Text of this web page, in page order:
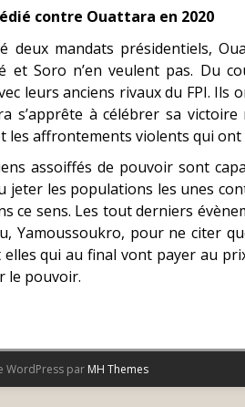
contre Ouattara en 2020
deux mandats présidentiels,
et Soro n’en veulent pas. Du
leurs anciens rivaux du FPI.
s’apprête à célébrer sa
les affrontements violents qui
assoiffés de pouvoir sont
jeter les populations les unes
ce sens. Les tout derniers
Yamoussoukro, pour ne citer
qui au final vont payer au
le pouvoir.
WordPress par MH Themes